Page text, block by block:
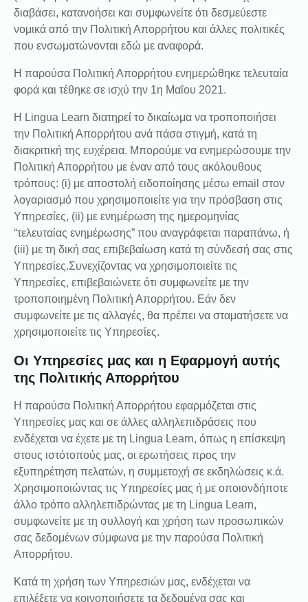
διαβάσει, κατανοήσει και συμφωνείτε ότι δεσμεύεστε
νομικά από την Πολιτική Απορρήτου και άλλες πολιτικές
που ενσωματώνονται εδώ με αναφορά.
Η παρούσα Πολιτική Απορρήτου ενημερώθηκε τελευταία
φορά και τέθηκε σε ισχύ την 1η Μαΐου 2021.
Η Lingua Learn διατηρεί το δικαίωμα να τροποποιήσει
την Πολιτική Απορρήτου ανά πάσα στιγμή, κατά τη
διακριτική της ευχέρεια. Μπορούμε να ενημερώσουμε την
Πολιτική Απορρήτου με έναν από τους ακόλουθους
τρόπους: (i) με αποστολή ειδοποίησης μέσω email στον
λογαριασμό που χρησιμοποιείτε για την πρόσβαση στις
Υπηρεσίες, (ii) με ενημέρωση της ημερομηνίας
“τελευταίας ενημέρωσης” που αναγράφεται παραπάνω, ή
(iii) με τη δική σας επιβεβαίωση κατά τη σύνδεσή σας στις
Υπηρεσίες.Συνεχίζοντας να χρησιμοποιείτε τις
Υπηρεσίες, επιβεβαιώνετε ότι συμφωνείτε με την
τροποποιημένη Πολιτική Απορρήτου. Εάν δεν
συμφωνείτε με τις αλλαγές, θα πρέπει να σταματήσετε να
χρησιμοποιείτε τις Υπηρεσίες.
Οι Υπηρεσίες μας και η Εφαρμογή αυτής
της Πολιτικής Απορρήτου
Η παρούσα Πολιτική Απορρήτου εφαρμόζεται στις
Υπηρεσίες μας και σε άλλες αλληλεπιδράσεις που
ενδέχεται να έχετε με τη Lingua Learn, όπως η επίσκεψη
στους ιστότοπούς μας, οι ερωτήσεις προς την
εξυπηρέτηση πελατών, η συμμετοχή σε εκδηλώσεις κ.ά.
Χρησιμοποιώντας τις Υπηρεσίες μας ή με οποιονδήποτε
άλλο τρόπο αλληλεπιδρώντας με τη Lingua Learn,
συμφωνείτε με τη συλλογή και χρήση των προσωπικών
σας δεδομένων σύμφωνα με την παρούσα Πολιτική
Απορρήτου.
Κατά τη χρήση των Υπηρεσιών μας, ενδέχεται να
επιλέξετε να κοινοποιήσετε τα δεδομένα σας και